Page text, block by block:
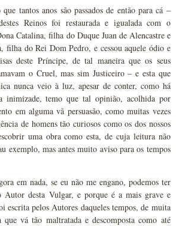
tantos anos são passados de então para cá –
Reinos foi restaurada e igualada com o
Catalina, filha do Duque Juan de Alencastre e
filha do Rei Dom Pedro, e cessou aquele ódio e
deste Príncipe, de tal maneira que os seus
o Cruel, mas sim Justiceiro – e esta que
nunca veio à luz, apesar de conter, como há
inimizade, temo que tal opinião, acolhida por
em alguma vã persuasão, como muitas vezes
de homens tão curiosos como os dos nossos
uma obra como esta, de cuja leitura não
exemplo, mas antes muito aviso para os tempos
em nada, se eu não me engano, podemos ter
Autor desta Vulgar, e porque é a mais grave e
escrita pelos Autores daqueles tempos, de muita
vá tão maltratada e descomposta como até